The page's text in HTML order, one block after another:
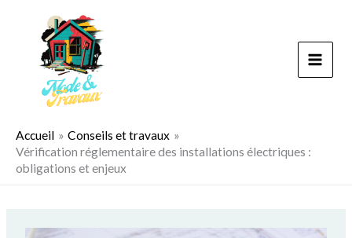
Accueil
Conseils et travaux
Vérification réglementaire des installations électriques :
obligations et enjeux